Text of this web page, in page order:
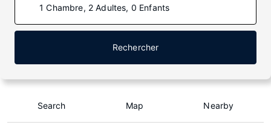
1 Chambre, 2 Adultes, 0 Enfants
Rechercher
Search Map Nearby